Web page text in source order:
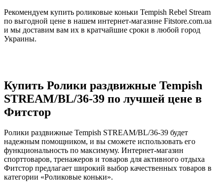
Рекомендуем купить роликовые коньки Tempish Rebel Stream
по выгодной цене в нашем интернет-магазине Fitstore.com.ua
и мы доставим вам их в кратчайшие сроки в любой город
Украины.
Купить Ролики раздвижные Tempish
STREAM/BL/36-39 по лучшей цене в
Фитстор
Ролики раздвижные Tempish STREAM/BL/36-39 будет
надежным помощником, и вы сможете использовать его
функциональность по максимуму. Интернет-магазин
спорттоваров, тренажеров и товаров для активного отдыха
Фитстор предлагает широкий выбор качественных товаров в
категории «Роликовые коньки».